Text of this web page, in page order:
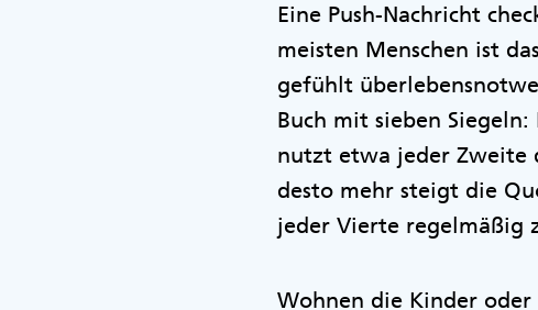
Eine Push-Nachricht
meisten Menschen ist
gefühlt
Buch mit sieben
nutzt etwa jeder Zweite
desto mehr steigt die
jeder Vierte regelmäßig
Wohnen die Kinder